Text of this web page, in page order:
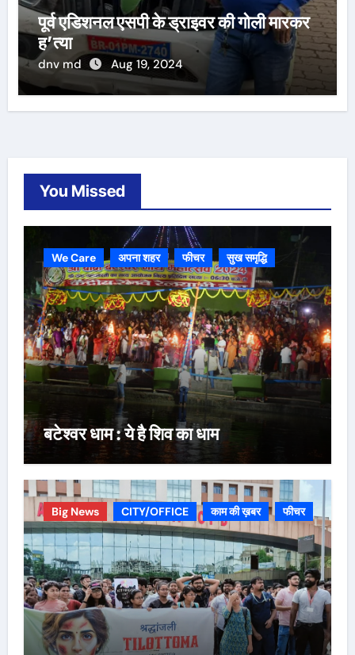
पूर्व एडिशनल एसपी के ड्राइवर की गोली मारकर
ह’त्या
dnv md Aug 19, 2024
You Missed
We Care अपना शहर फीचर सुख समृद्धि
बटेश्वर धाम : ये है शिव का धाम
Big News CITY/OFFICE काम की ख़बर फीचर